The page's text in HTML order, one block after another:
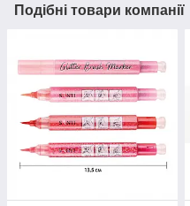
Подібні товари компанії